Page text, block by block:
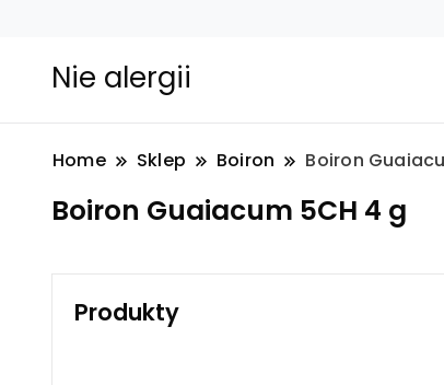
Nie alergii
Home Sklep Boiron Boiron
Boiron Guaiacum 5CH 4 g
Produkty